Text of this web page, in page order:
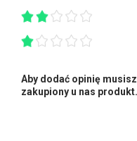
Aby dodać opinię
zakupiony u nas produkt.